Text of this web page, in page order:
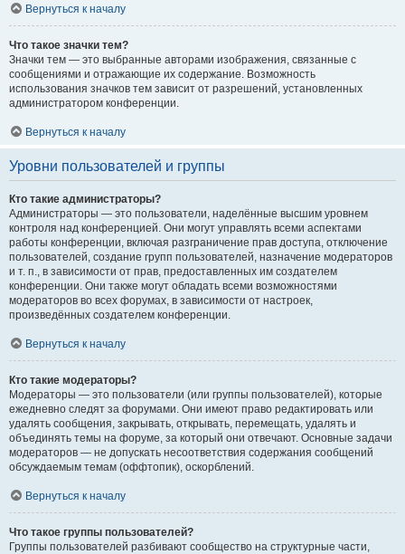
Вернуться к началу
Что такое значки тем?
Значки тем — это выбранные авторами изображения, связанные с
сообщениями и отражающие их содержание. Возможность
использования значков тем зависит от разрешений, установленных
администратором конференции.
Вернуться к началу
Уровни пользователей и группы
Кто такие администраторы?
Администраторы — это пользователи, наделённые высшим уровнем
контроля над конференцией. Они могут управлять всеми аспектами
работы конференции, включая разграничение прав доступа, отключение
пользователей, создание групп пользователей, назначение модераторов
и т. п., в зависимости от прав, предоставленных им создателем
конференции. Они также могут обладать всеми возможностями
модераторов во всех форумах, в зависимости от настроек,
произведённых создателем конференции.
Вернуться к началу
Кто такие модераторы?
Модераторы — это пользователи (или группы пользователей), которые
ежедневно следят за форумами. Они имеют право редактировать или
удалять сообщения, закрывать, открывать, перемещать, удалять и
объединять темы на форуме, за который они отвечают. Основные задачи
модераторов — не допускать несоответствия содержания сообщений
обсуждаемым темам (оффтопик), оскорблений.
Вернуться к началу
Что такое группы пользователей?
Группы пользователей разбивают сообщество на структурные части,